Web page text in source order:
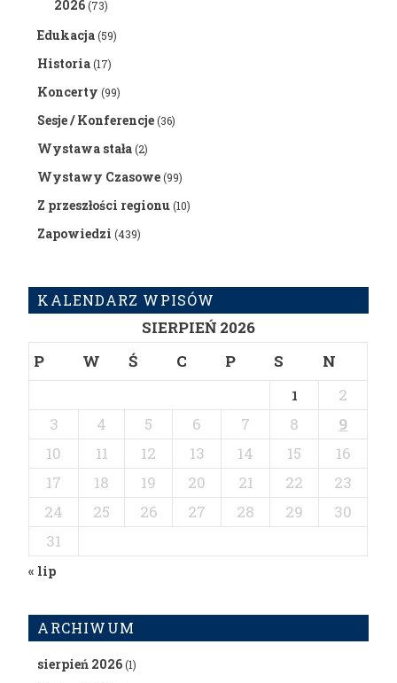
2026(73)
Edukacja(59)
Historia(17)
Koncerty (99)
Sesje / Konferencje(36)
Wystawa stała(2)
Wystawy Czasowe(99)
Z przeszłości regionu(10)
Zapowiedzi (439)
KALENDARZ WPISÓW
SIERPIEŃ 2026
P
W Ś C P S N
1
2
3
4 5 6 7 8
9
10
11 12 13 14 15
16
17
18 19 20 21 22
23
24
25 26 27 28 29
30
31
« lip
ARCHIWUM
sierpień 2026(1)